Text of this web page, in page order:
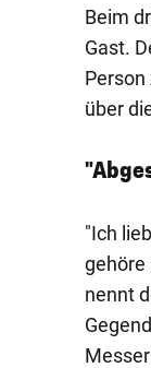
Beim
Gast.
über
"Ich
gehöre
nennt